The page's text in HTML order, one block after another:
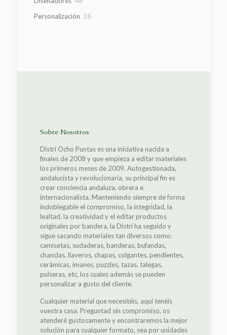
Personalización 1818
Sobre Nosotros
Distri Ocho Puntas es una iniciativa nacida a
finales de 2008 y que empieza a editar materiales
los primeros meses de 2009. Autogestionada,
andalucista y revolucionaria, su principal fin es
crear conciencia andaluza, obrera e
internacionalista. Manteniendo siempre de forma
indoblegable el compromiso, la integridad, la
lealtad, la creatividad y el editar productos
originales por bandera, la Distri ha seguido y
sigue sacando materiales tan diversos como:
camisetas, sudaderas, banderas, bufandas,
chanclas, llaveros, chapas, colgantes, pendientes,
cerámicas, imanes, puzzles, tazas, talegas,
pulseras, etc, los cuales además se pueden
personalizar a gusto del cliente.
Cualquier material que necesitéis, aquí tenéis
vuestra casa. Preguntad sin compromiso, os
atenderé gustosamente y encontraremos la mejor
solución para cualquier formato, sea por unidades